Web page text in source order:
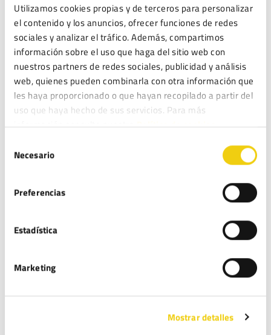
Utilizamos cookies propias y de terceros para personalizar
el contenido y los anuncios, ofrecer funciones de redes
sociales y analizar el tráfico. Además, compartimos
información sobre el uso que haga del sitio web con
nuestros partners de redes sociales, publicidad y análisis
web, quienes pueden combinarla con otra información que
les haya proporcionado o que hayan recopilado a partir del
uso que haya hecho de sus servicios. Para más
información consulte nuestraPolítica de cookies.
Necesario
Preferencias
Estadística
Marketing
Mostrar detalles
Nombre*
Correo electrónico*
Guarda mi nombre, correo electrónico y web en este
LEGITEC moderará sus comentarios y podrá o no dar respuesta a los mismos.
Puede ejercer sus derechos de acceso, rectificación, supresión y portabilidad